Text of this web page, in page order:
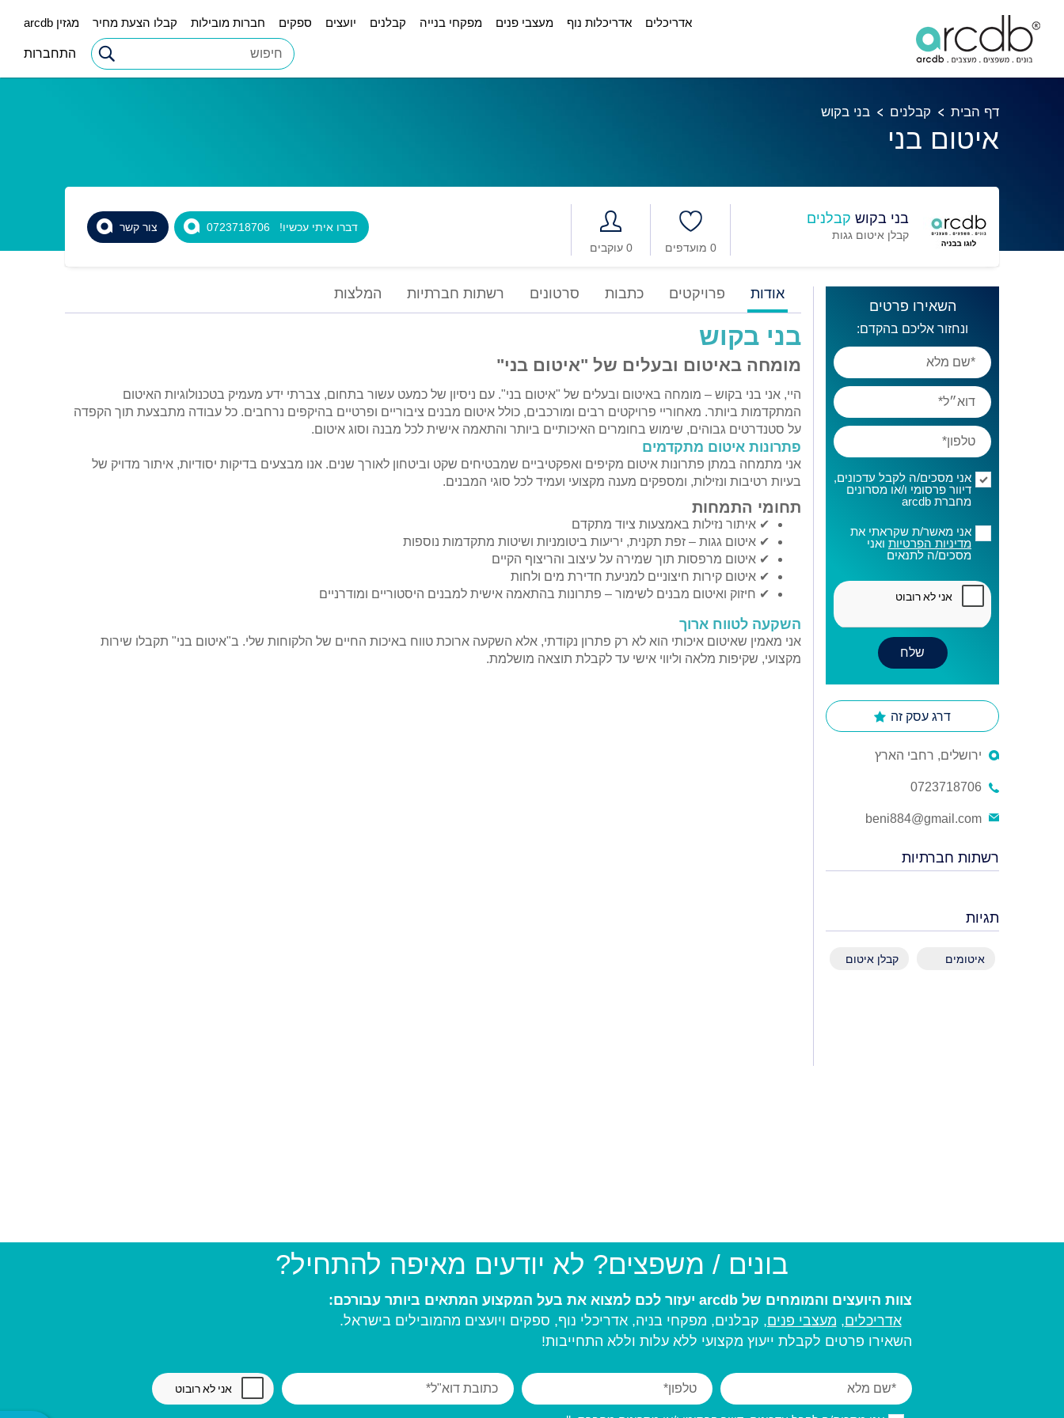
אדריכלים אדריכלות נוף מעצבי פנים מפקחי בנייה קבלנים יועצים ספקים חברות מובילות קבלו הצעת מחיר מגזין arcdb
התחברות
דף הבית קבלנים בני בקוש
איטום בני
בני בקוש קבלנים
קבלן איטום גגות
0 עוקבים
0 מועדפים
צור קשר דברו איתי עכשיו! 0723718706
השאירו פרטים
ונחזור אליכם בהקדם:
אני מסכים/ה לקבל עדכונים,
דיוור פרסומי ו/או מסרונים
מחברת arcdb
אני מאשר/ת שקראתי את
מדיניות הפרטיות ואני
מסכים/ה לתנאים
דרג עסק זה
ירושלים, רחבי הארץ
0723718706
beni884@gmail.com
רשתות חברתיות
תגיות
איטומים קבלן איטום
אודות פרויקטים כתבות סרטונים רשתות חברתיות המלצות
בני בקוש
מומחה באיטום ובעלים של "איטום בני"
היי, אני בני בקוש – מומחה באיטום ובעלים של "איטום בני". עם ניסיון של כמעט עשור בתחום, צברתי ידע מעמיק בטכנולוגיות האיטום
המתקדמות ביותר. מאחוריי פרויקטים רבים ומורכבים, כולל איטום מבנים ציבוריים ופרטיים בהיקפים נרחבים. כל עבודה מתבצעת תוך הקפדה
על סטנדרטים גבוהים, שימוש בחומרים האיכותיים ביותר והתאמה אישית לכל מבנה וסוג איטום.
פתרונות איטום מתקדמים
אני מתמחה במתן פתרונות איטום מקיפים ואפקטיביים שמבטיחים שקט וביטחון לאורך שנים. אנו מבצעים בדיקות יסודיות, איתור מדויק של
בעיות רטיבות ונזילות, ומספקים מענה מקצועי ועמיד לכל סוגי המבנים.
תחומי התמחות
✔ איתור נזילות באמצעות ציוד מתקדם
✔ איטום גגות – זפת תקנית, יריעות ביטומניות ושיטות מתקדמות נוספות
✔ איטום מרפסות תוך שמירה על עיצוב והריצוף הקיים
✔ איטום קירות חיצוניים למניעת חדירת מים ולחות
✔ חיזוק ואיטום מבנים לשימור – פתרונות בהתאמה אישית למבנים היסטוריים ומודרניים
השקעה לטווח ארוך
אני מאמין שאיטום איכותי הוא לא רק פתרון נקודתי, אלא השקעה ארוכת טווח באיכות החיים של הלקוחות שלי. ב"איטום בני" תקבלו שירות
מקצועי, שקיפות מלאה וליווי אישי עד לקבלת תוצאה מושלמת.
בונים / משפצים? לא יודעים מאיפה להתחיל?
צוות היועצים והמומחים של arcdb יעזור לכם למצוא את בעל המקצוע המתאים ביותר עבורכם:
אדריכלים, מעצבי פנים, קבלנים, מפקחי בניה, אדריכלי נוף, ספקים ויועצים מהמובילים בישראל.
השאירו פרטים לקבלת ייעוץ מקצועי ללא עלות וללא התחייבות!